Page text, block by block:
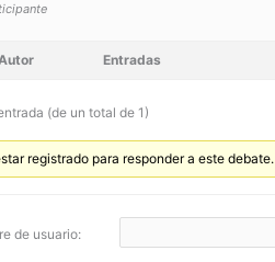
Entradas
(de un total de 1)
registrado para responder a este debate.
de usuario: